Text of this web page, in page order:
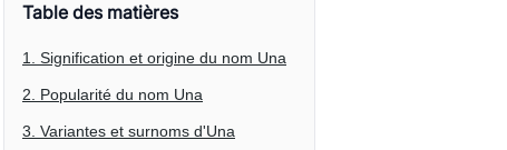
Table des matières
1. Signification et origine du nom Una
2. Popularité du nom Una
3. Variantes et surnoms d'Una